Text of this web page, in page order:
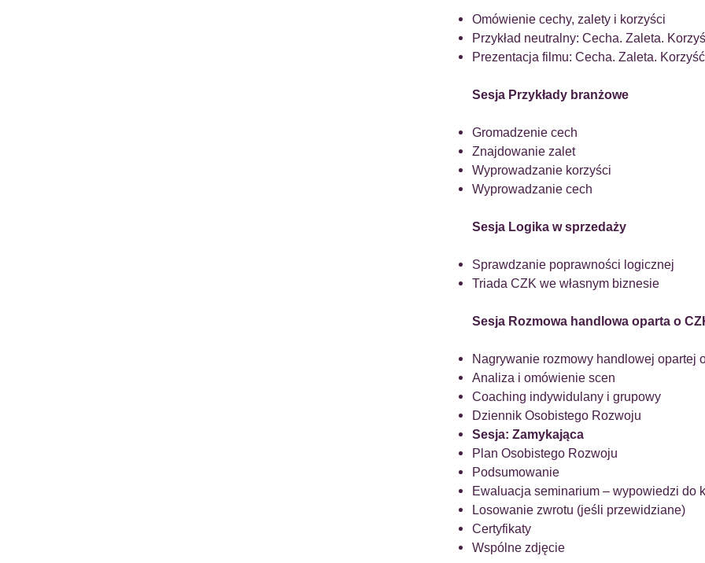
Omówienie cechy, zalety i korzyści
Przykład neutralny: Cecha. Zaleta.
Prezentacja filmu: Cecha. Zaleta. Korzyść
Sesja Przykłady branżowe
Gromadzenie cech
Znajdowanie zalet
Wyprowadzanie korzyści
Wyprowadzanie cech
Sesja Logika w sprzedaży
Sprawdzanie poprawności logicznej
Triada CZK we własnym biznesie
Sesja Rozmowa handlowa oparta o
Nagrywanie rozmowy handlowej opartej
Analiza i omówienie scen
Coaching indywidulany i grupowy
Dziennik Osobistego Rozwoju
Sesja: Zamykająca
Plan Osobistego Rozwoju
Podsumowanie
Ewaluacja seminarium – wypowiedzi do
Losowanie zwrotu (jeśli przewidziane)
Certyfikaty
Wspólne zdjęcie